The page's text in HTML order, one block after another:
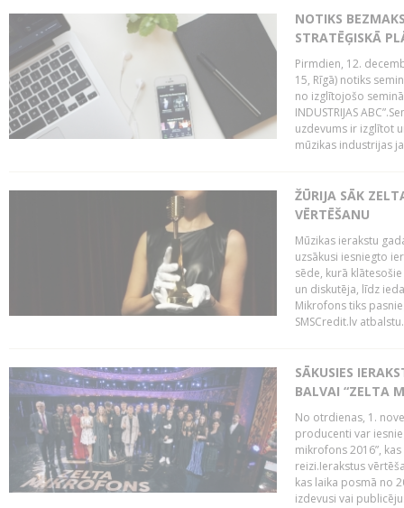
NOTIKS
STRATĒĢISKĀ
Pirmdien, 12.
15, Rīgā) notiks
no izglītojošo
INDUSTRIJAS
uzdevums ir izglītot
mūzikas industrijas
ŽŪRIJA SĀK
VĒRTĒŠANU
Mūzikas ierakstu
uzsākusi iesniegto
sēde, kurā
un diskutēja, līdz
Mikrofons tiks
SMSCredit.lv
SĀKUSIES
BALVAI “ZELTA
No otrdienas, 1.
producenti var
mikrofons 2016”,
reizi.Ierakstus
kas laika posmā no
izdevusi vai